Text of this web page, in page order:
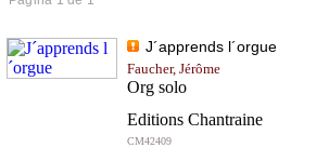
J´apprends l´orgue
Faucher, Jérôme
Org solo
Editions Chantraine
CM42409